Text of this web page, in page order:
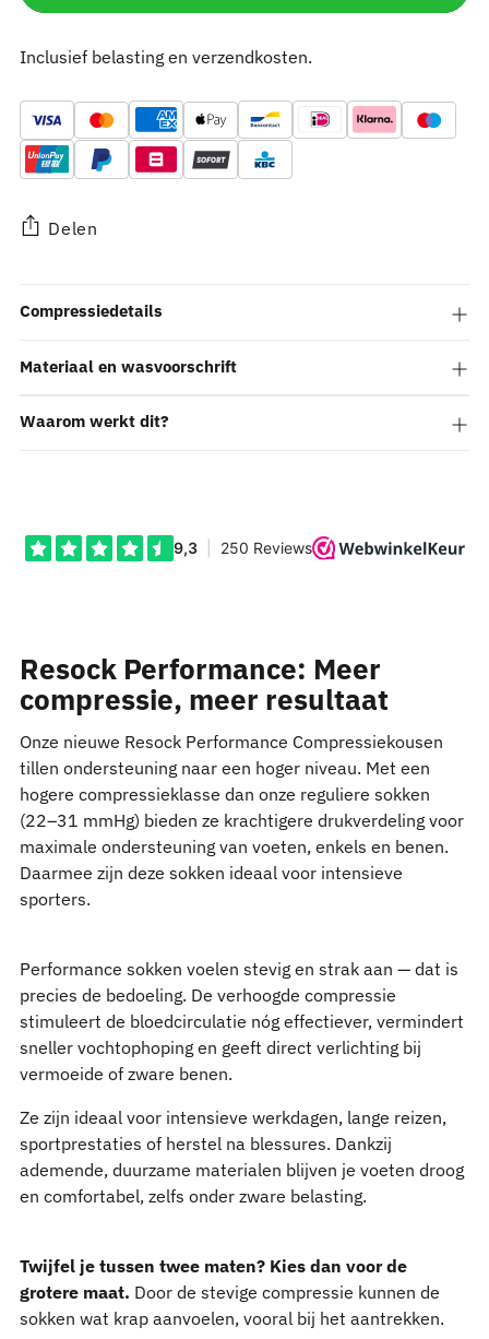
Inclusief belasting en verzendkosten.
Delen
toevoegen
winkelwagen
Compressiedetails
Materiaal en wasvoorschrift
Waarom werkt dit?
Resock Performance: Meer
compressie, meer resultaat
Onze nieuwe Resock Performance Compressiekousen
tillen ondersteuning naar een hoger niveau. Met een
hogere compressieklasse dan onze reguliere sokken
(22–31 mmHg) bieden ze krachtigere drukverdeling voor
maximale ondersteuning van voeten, enkels en benen.
Daarmee zijn deze sokken ideaal voor intensieve
sporters.
Performance sokken voelen stevig en strak aan — dat is
precies de bedoeling. De verhoogde compressie
stimuleert de bloedcirculatie nóg effectiever, vermindert
sneller vochtophoping en geeft direct verlichting bij
vermoeide of zware benen.
Ze zijn ideaal voor intensieve werkdagen, lange reizen,
sportprestaties of herstel na blessures. Dankzij
ademende, duurzame materialen blijven je voeten droog
en comfortabel, zelfs onder zware belasting.
Twijfel je tussen twee maten? Kies dan voor de
grotere maat. Door de stevige compressie kunnen de
sokken wat krap aanvoelen, vooral bij het aantrekken.